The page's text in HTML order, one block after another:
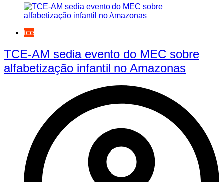
tce
TCE-AM sedia evento do MEC sobre
alfabetização infantil no Amazonas